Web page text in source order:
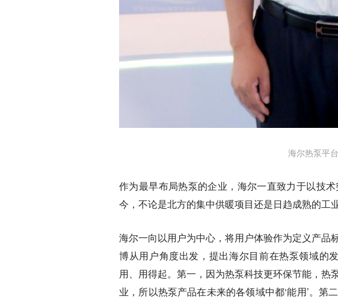
海尔热泵平
作为最早布局热泵的企业，海尔一直致力于以技
今，不论是北方的集中供暖项目还是日趋成熟的工
海尔一向以用户为中心，将用户体验作为定义产
博从用户角度出发，提出海尔目前在热泵领域的
用、用得起。第一，因为热泵科技更环保节能，
业，所以热泵产品在未来的各领域中都‘能用’。